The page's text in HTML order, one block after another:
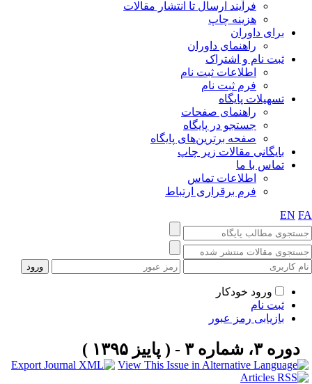
فرآیند ارسال تا انتشار مقالات
هزینه چاپ
برای داوران
راهنمای داوران
ثبت نام و اشتراک
اطلاعات ثبت نام
فرم ثبت نام
تسهیلات پایگاه
راهنمای صفحات
جستجو در پایگاه
صفحه برترین‌های پایگاه
بایگانی مقالات زیر چاپ
تماس با ما
اطلاعات تماس
فرم برقراری ارتباط
EN
ورود خودکار
ثبت نام
بازیابی رمز عبور
دوره ۳، شماره ۳ - ( پاییز ۱۳۹۵ )